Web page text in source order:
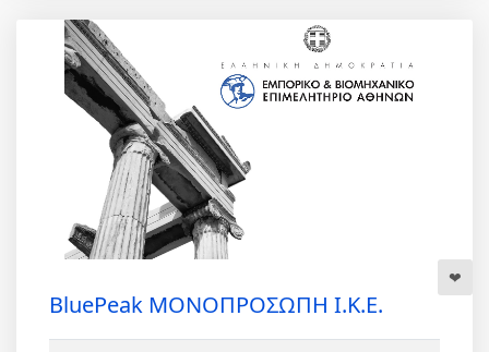
BluePeak ΜΟΝΟΠΡΟΣΩΠΗ Ι.Κ.Ε.